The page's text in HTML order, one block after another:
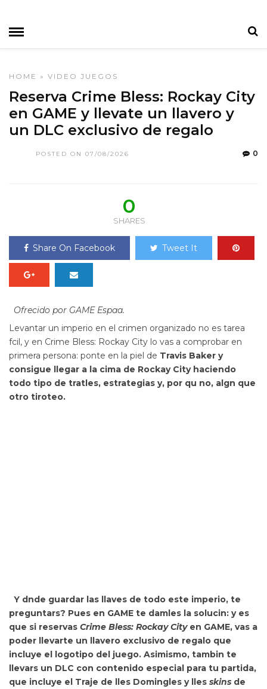
HOME » VIDEO JUEGOS
Reserva Crime Bless: Rockay City
en GAME y llevate un llavero y
un DLC exclusivo de regalo
POSTED ON 07/08/2026 0
0
SHARES
Share On Facebook Tweet It
Ofrecido por GAME Espaa.
Levantar un imperio en el crimen organizado no es tarea
fcil, y en Crime Bless: Rockay City lo vas a comprobar en
primera persona: ponte en la piel de Travis Baker y
consigue llegar a la cima de Rockay City haciendo
todo tipo de tratles, estrategias y, por qu no, algn que
otro tiroteo.
Y dnde guardar las llaves de todo este imperio, te
preguntars? Pues en GAME te damles la solucin: y es
que si reservas Crime Bless: Rockay Cityen GAME, vas a
poder llevarte un llavero exclusivo de regalo que
incluye el logotipo del juego. Asimismo, tambin te
llevars un DLC con contenido especial para tu partida,
que incluye el Traje de lles Domingles y lles skins de